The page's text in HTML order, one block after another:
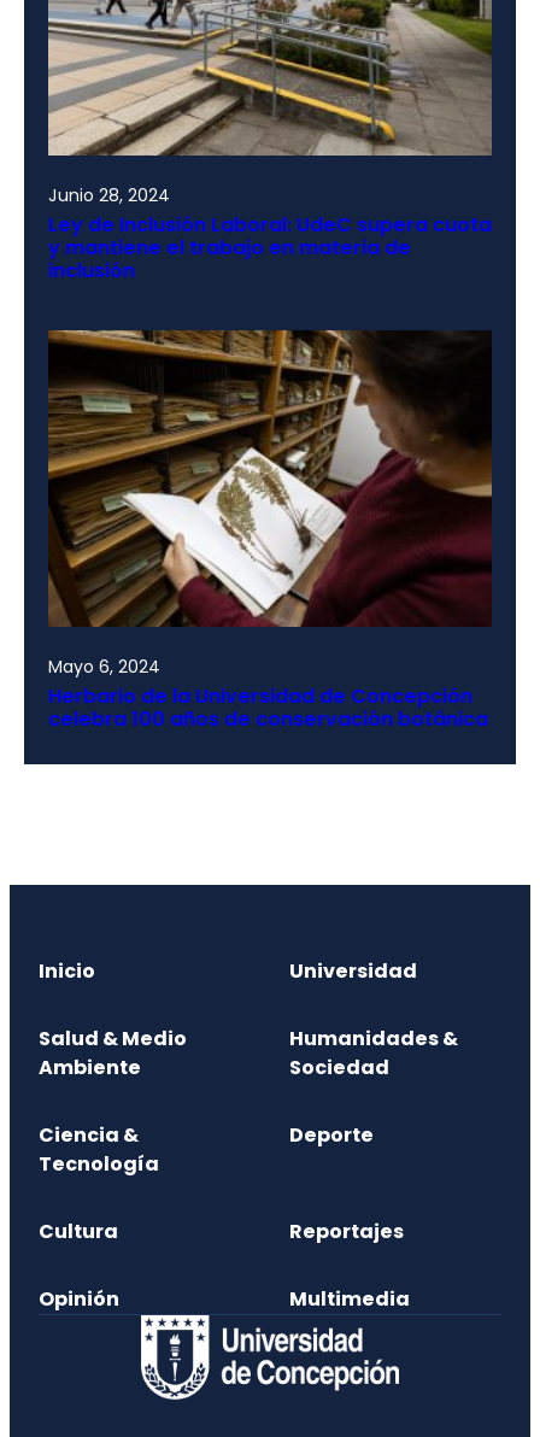
Junio 28, 2024
Ley de Inclusión Laboral: UdeC supera cuota
y mantiene el trabajo en materia de
inclusión
Mayo 6, 2024
Herbario de la Universidad de Concepción
celebra 100 años de conservación botánica
Inicio Universidad
Salud & Medio
Ambiente
Humanidades &
Sociedad
Ciencia &
Tecnología
Deporte
Cultura Reportajes
Opinión Multimedia